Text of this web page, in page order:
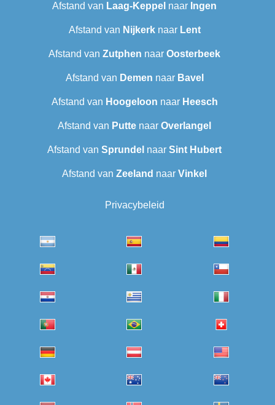
Afstand van Laag-Keppel naar Ingen
Afstand van Nijkerknaar Lent
Afstand van Zutphen naar Oosterbeek
Afstand van Demen naar Bavel
Afstand van Hoogeloon naar Heesch
Afstand van Putte naar Overlangel
Afstand van Sprundel naar Sint Hubert
Afstand van Zeeland naar Vinkel
Privacybeleid